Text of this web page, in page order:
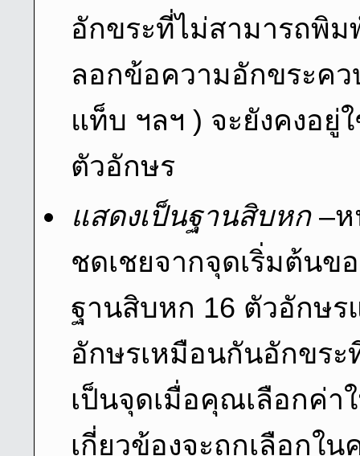
อักขระที่ไม่สามารถพิม
ลอกข้อความอักขระค
แท็บ ฯลฯ ) จะยังคงอยู่
ตัวอักษร
แสดงเป็นฐานสิบหก–ห
ชดเชยจากจุดเริ่มต้นข
ฐานสิบหก 16 ตัวอักษร
อักษรเหมือนกันอักขร
เป็นจุดเมื่อคุณเลือกค่
เกี่ยวข้องจะถูกเลือกใ